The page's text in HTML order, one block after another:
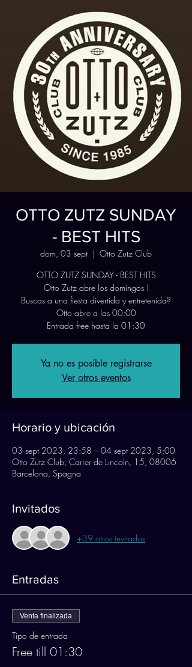
OTTO ZUTZ SUNDAY
- BEST HITS
dom, 03 sept
  |
Otto Zutz Club
OTTO ZUTZ SUNDAY - BEST HITS
Otto Zutz abre los domingos !
Buscas a una fiesta divertida y entretenida?
Otto abre a las 00:00
Entrada free hasta la 01:30
Ya no es posible registrarse
Ver otros eventos
Horario y ubicación
03 sept 2023, 23:58 – 04 sept 2023, 5:00
Otto Zutz Club, Carrer de Lincoln, 15, 08006
Barcelona, Spagna
Invitados
+39 otros invitados
Entradas
Venta finalizada
Tipo de entrada
Free till 01:30